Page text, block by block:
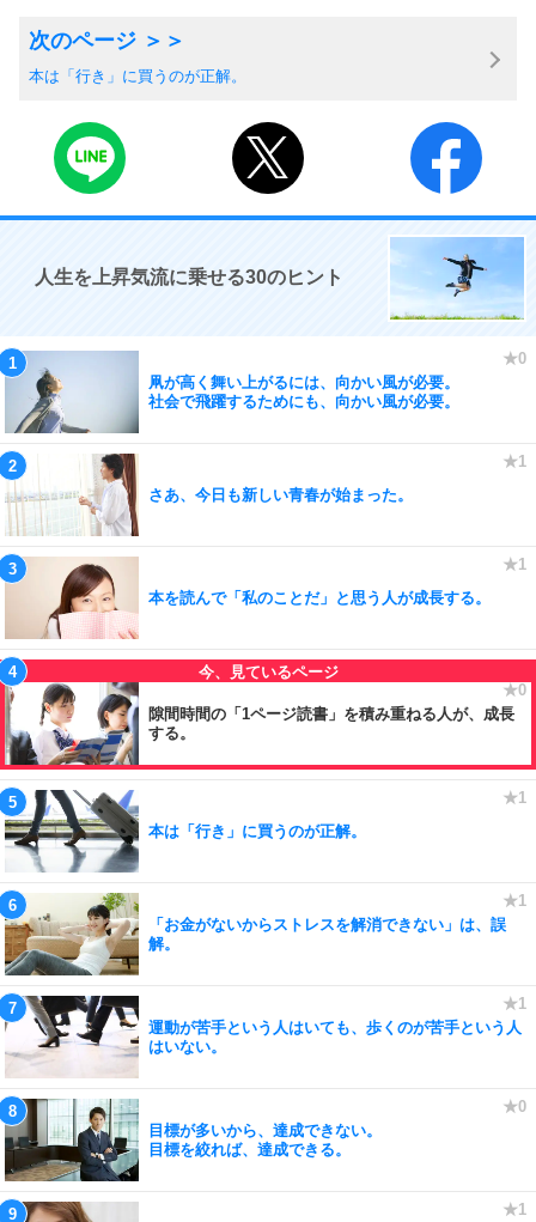
本は「行き」に買うのが正解。
人生を上昇気流に乗せる30のヒント
凧が高く舞い上がるには、向かい風が必要。
社会で飛躍するためにも、向かい風が必要。
さあ、今日も新しい青春が始まった。
本を読んで「私のことだ」と思う人が成長する。
隙間時間の「1ページ読書」を積み重ねる人が、成長
する。
本は「行き」に買うのが正解。
「お金がないからストレスを解消できない」は、誤
解。
運動が苦手という人はいても、歩くのが苦手という人
はいない。
目標が多いから、達成できない。
目標を絞れば、達成できる。